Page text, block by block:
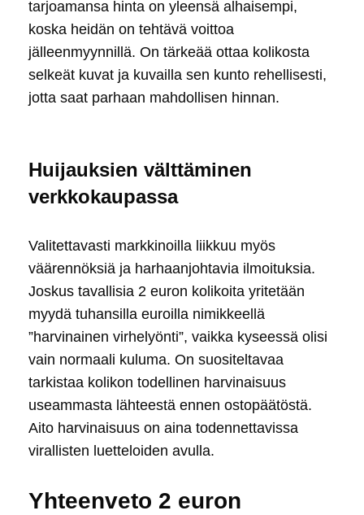
tarjoamansa hinta on yleensä alhaisempi,
koska heidän on tehtävä voittoa
jälleenmyynnillä. On tärkeää ottaa kolikosta
selkeät kuvat ja kuvailla sen kunto rehellisesti,
jotta saat parhaan mahdollisen hinnan.
Huijauksien välttäminen
verkkokaupassa
Valitettavasti markkinoilla liikkuu myös
väärennöksiä ja harhaanjohtavia ilmoituksia.
Joskus tavallisia 2 euron kolikoita yritetään
myydä tuhansilla euroilla nimikkeellä
”harvinainen virhelyönti”, vaikka kyseessä olisi
vain normaali kuluma. On suositeltavaa
tarkistaa kolikon todellinen harvinaisuus
useammasta lähteestä ennen ostopäätöstä.
Aito harvinaisuus on aina todennettavissa
virallisten luetteloiden avulla.
Yhteenveto 2 euron